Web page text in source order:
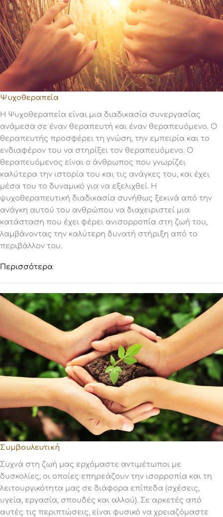
Ψυχοθεραπεία
Η Ψυχοθεραπεία είναι μια διαδικασία συνεργασίας
ανάμεσα σε έναν θεραπευτή και έναν θεραπευόμενο. Ο
θεραπευτής προσφέρει τη γνώση, την εμπειρία και το
ενδιαφέρον του να στηρίξει τον θεραπευόμενο. Ο
θεραπευόμενος είναι ο άνθρωπος που γνωρίζει
καλύτερα την ιστορία του και τις ανάγκες του, και έχει
μέσα του το δυναμικό για να εξελιχθεί. Η
ψυχοθεραπευτική διαδικασία συνήθως ξεκινά από την
ανάγκη αυτού του ανθρώπου να διαχειριστεί μια
κατάσταση που έχει φέρει ανισορροπία στη ζωή του,
λαμβάνοντας την καλύτερη δυνατή στήριξη από το
περιβάλλον του.
Περισσότερα
Συμβουλευτική
Συχνά στη ζωή μας ερχόμαστε αντιμέτωποι με
δυσκολίες, οι οποίες επηρεάζουν την ισορροπία και τη
λειτουργικότητα μας σε διάφορα επίπεδα (σχέσεις,
υγεία, εργασία, σπουδές και αλλού). Σε αρκετές από
αυτές τις περιπτώσεις, είναι φυσικό να χρειαζόμαστε